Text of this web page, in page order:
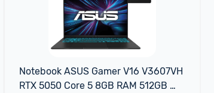
Notebook ASUS Gamer V16 V3607VH
RTX 5050 Core 5 8GB RAM 512GB